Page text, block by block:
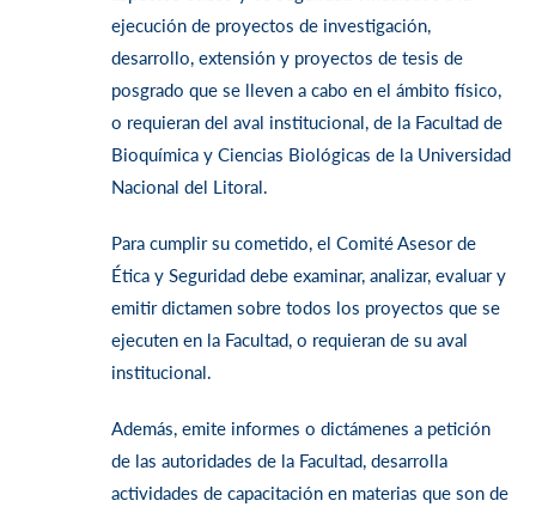
ejecución de proyectos de investigación,
desarrollo, extensión y proyectos de tesis de
posgrado que se lleven a cabo en el ámbito físico,
o requieran del aval institucional, de la Facultad de
Bioquímica y Ciencias Biológicas de la Universidad
Nacional del Litoral.
Para cumplir su cometido, el Comité Asesor de
Ética y Seguridad debe examinar, analizar, evaluar y
emitir dictamen sobre todos los proyectos que se
ejecuten en la Facultad, o requieran de su aval
institucional.
Además, emite informes o dictámenes a petición
de las autoridades de la Facultad, desarrolla
actividades de capacitación en materias que son de